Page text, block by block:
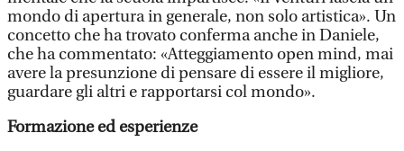
mondo di apertura in generale, non solo artistica». Un
concetto che ha trovato conferma anche in Daniele,
che ha commentato: «Atteggiamento open mind, mai
avere la presunzione di pensare di essere il migliore,
guardare gli altri e rapportarsi col mondo».
Formazione ed esperienze